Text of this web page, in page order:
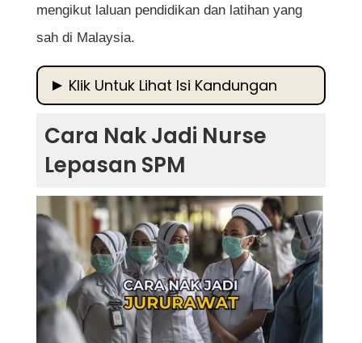
mengikut laluan pendidikan dan latihan yang
sah di Malaysia.
Klik Untuk Lihat Isi Kandungan
1. Memahami Peranan dan Tanggungjawab
Seorang Jururawat
2. Syarat Kelayakan Akademik Untuk Jadi
Jururawat Lepasan SPM
3. Laluan Pendidikan Untuk Menjadi
Jururawat
a) Diploma Kejururawatan
Cara Nak Jadi Nurse
Lepasan SPM